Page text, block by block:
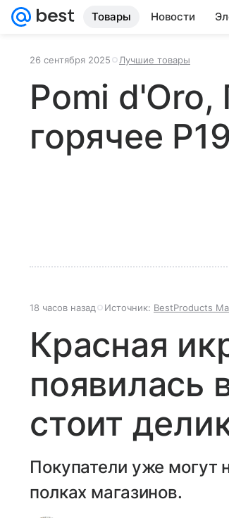
Товары Новости
26 сентября 2025 Лучшие товары
Pomi d'Oro,
горячее
18 часов назад Источник: BestProducts
Красная
появилась
стоит
Покупатели уже могут
полках магазинов.